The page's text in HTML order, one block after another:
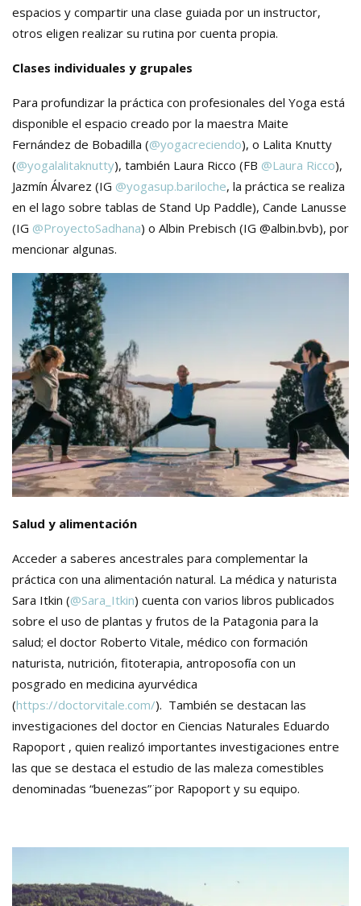
espacios y compartir una clase guiada por un instructor,
otros eligen realizar su rutina por cuenta propia.
Clases individuales y grupales
Para profundizar la práctica con profesionales del Yoga está
disponible el espacio creado por la maestra Maite
Fernández de Bobadilla (@yogacreciendo), o Lalita Knutty
(@yogalalitaknutty), también Laura Ricco (FB @Laura Ricco),
Jazmín Álvarez (IG @yogasup.bariloche, la práctica se realiza
en el lago sobre tablas de Stand Up Paddle), Cande Lanusse
(IG @ProyectoSadhana) o Albin Prebisch (IG @albin.bvb), por
mencionar algunas.
Salud y alimentación
Acceder a saberes ancestrales para complementar la
práctica con una alimentación natural. La médica y naturista
Sara Itkin (@Sara_Itkin) cuenta con varios libros publicados
sobre el uso de plantas y frutos de la Patagonia para la
salud; el doctor Roberto Vitale, médico con formación
naturista, nutrición, fitoterapia, antroposofía con un
posgrado en medicina ayurvédica
(https://doctorvitale.com/). También se destacan las
investigaciones del doctor en Ciencias Naturales Eduardo
Rapoport , quien realizó importantes investigaciones entre
las que se destaca el estudio de las maleza comestibles
denominadas “buenezas” ̈por Rapoport y su equipo.